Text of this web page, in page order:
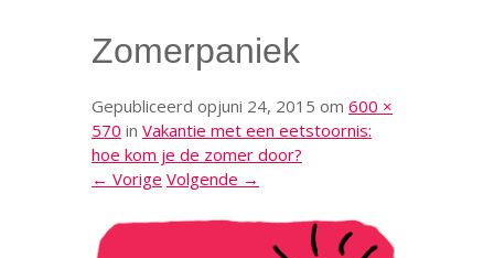
Zomerpaniek
Gepubliceerd opjuni 24, 2015 om 600 ×
570 in Vakantie met een eetstoornis:
hoe kom je de zomer door?
← Vorige Volgende →